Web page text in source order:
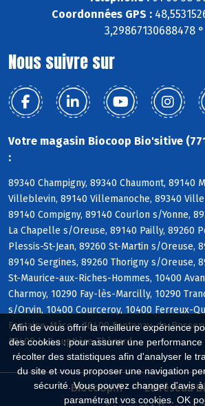
Afin de vous offrir la meilleure expérience
des cookies : pour assurer une
récolter des statistiques afin d'analyser le
du site et vous proposer une navigation
sécurité. Vous pouvez changer d'avis
paramétrant vos cookies. OK
Coordonnées GPS :
3,29867130688478 °
Nous suivre sur
Votre magasin Biocoop Bio'sitive
:
89340 Champigny, 89340 Chaumont, 89140
Villeblevin, 89140 Villemanoche, 89340
89140 Compigny, 89140 Courlon s/Yonne,
La Chapelle s/Oreuse, 89140 Pailly, 89260
Plessis-St-Jean, 89260 St-Martin s/Oreuse,
89140 Sergines, 89260 Thorigny s/Oreuse,
St-Maurice-aux-Riches-Hommes, 10400
Charmoy, 10290 Fay-lès-Marcilly, 10290
s/Orvin, 10400 Courceroy, 10400 Ferreux-
Fontaine-Mâcon, 10400 Fontenay-de-
10400 La Louptière-Thénard
Biocoop.fr
Le réseau